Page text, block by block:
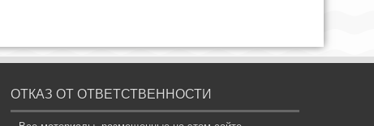
ОТКАЗ ОТ ОТВЕТСТВЕННОСТИ